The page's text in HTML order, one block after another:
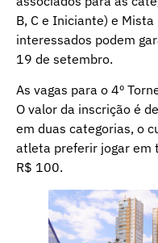
B, C e Iniciante) e
interessados podem
19 de setembro.
As vagas para o 4º
O valor da inscrição é
em duas categorias, o
atleta preferir jogar em
R$ 100.